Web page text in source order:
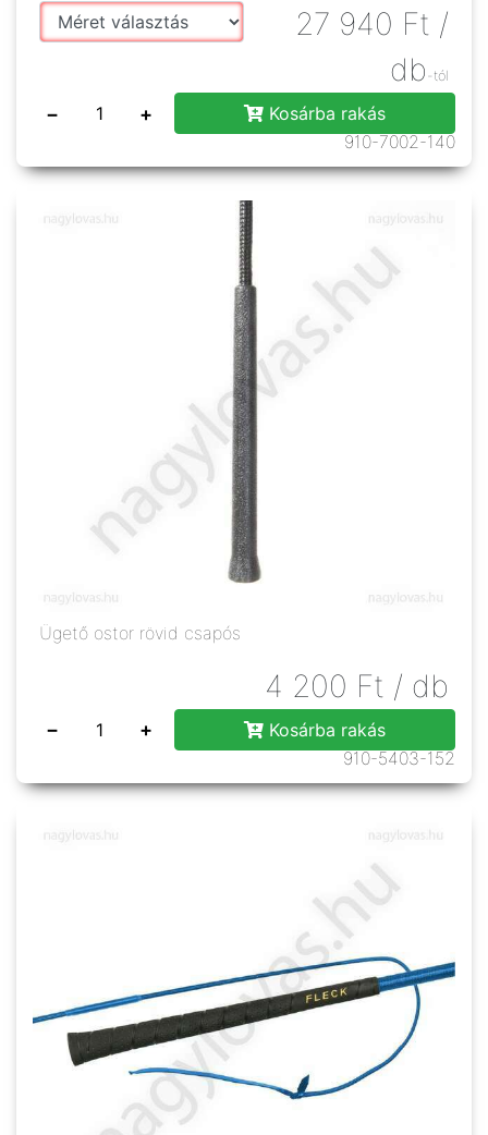
27 940 Ft /
db -tól
− +
Kosárba rakás
910-7002-140
Ügető ostor rövid csapós
4 200 Ft / db
− +
Kosárba rakás
910-5403-152